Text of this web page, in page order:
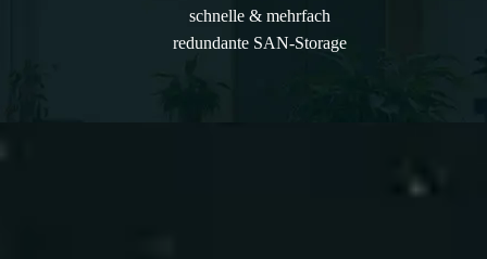
schnelle & mehrfach
redundante SAN-Storage